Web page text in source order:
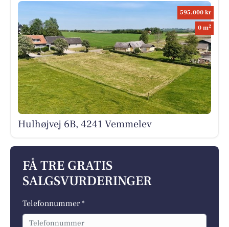
595.000 kr
0 m2
Hulhøjvej 6B, 4241 Vemmelev
FÅ TRE GRATIS
SALGSVURDERINGER
Telefonnummer *